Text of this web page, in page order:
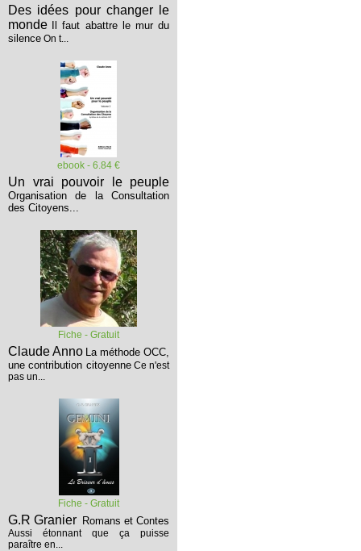
Des idées pour changer le
monde
Il faut abattre le mur du
silence On t...
ebook - 6.84 €
Un vrai pouvoir le peuple
Organisation de la Consultation
des Citoyens...
Fiche - Gratuit
Claude Anno La méthode OCC,
une contribution citoyenne Ce n'est
pas un...
Fiche - Gratuit
G.R Granier Romans et Contes
Aussi étonnant que ça puisse
paraître en...